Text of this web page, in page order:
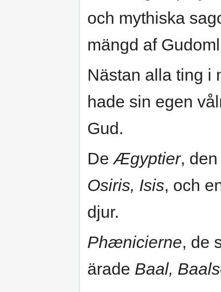
och mythiska
mängd af
Nästan alla ting i
hade sin egen
Gud.
DeÆgyptier,
Osiris, Isis, och
djur.
Phænicierne, de
ärade Baal,